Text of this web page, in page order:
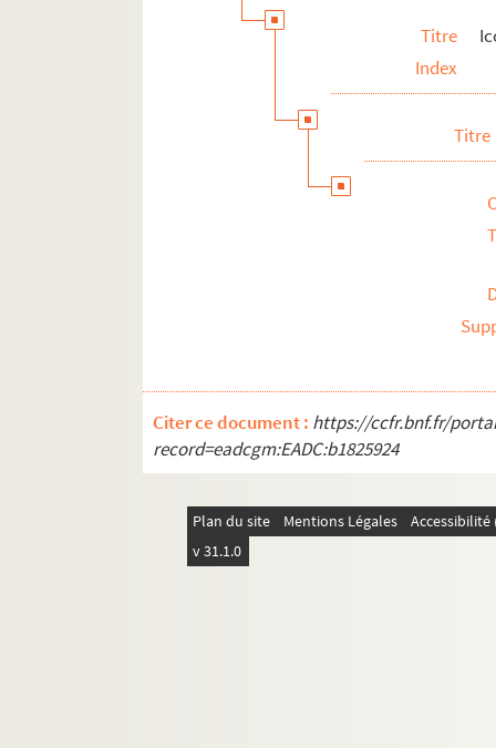
Titre
Index
Titre
Citer ce document : https://ccfr.bnf.fr/
record=eadcgm:EADC:b1825924
Plan du site Mentions Légales
v 31.1.0